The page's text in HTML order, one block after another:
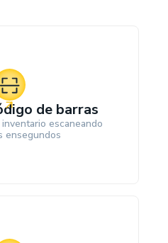
de barras
escaneando
ensegundos